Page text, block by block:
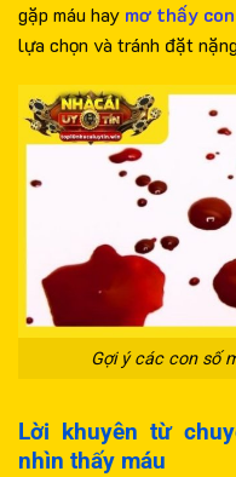
gặp máu hay mơ thấy
lựa chọn và tránh đặt
Gợi ý các con số
Lời khuyên từ
nhìn thấy máu